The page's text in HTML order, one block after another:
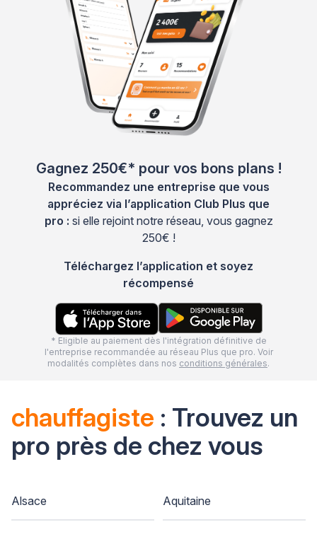
Gagnez 250€* pour vos bons plans !
Recommandez une entreprise que vous
appréciez via l’application Club Plus que
pro : si elle rejoint notre réseau, vous gagnez
250€ !
Téléchargez l’application et soyez
récompensé
* Eligible au paiement dès l'intégration définitive de
l'entreprise recommandée au réseau Plus que pro. Voir
modalités complètes dans nos conditions générales.
chauffagiste : Trouvez un
pro près de chez vous
Alsace Aquitaine